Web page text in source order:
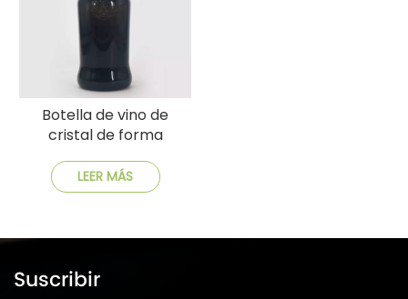
Botella de vino de
cristal de forma
vintage
LEER MÁS
Suscribir